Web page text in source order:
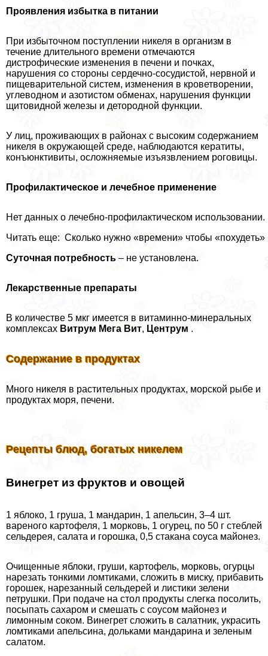
Проявления избытка в питании
При избыточном поступлении никеля в организм в
течение длительного времени отмечаются
дистрофические изменения в печени и почках,
нарушения со стороны сердечно-сосудистой, нервной и
пищеварительной систем, изменения в кроветворении,
углеводном и азотистом обменах, нарушения функции
щитовидной железы и детородной функции.
У лиц, проживающих в районах с высоким содержанием
никеля в окружающей среде, наблюдаются кератиты,
конъюнктивиты, осложняемые изъязвлением роговицы.
Профилактическое и лечебное применение
Нет данных о лечебно-профилактическом использовании.
Читать еще: Cколько нужнo «врeмени» чтoбы «похудeть»
Суточная потребность – не установлена.
Лекарственные препараты
В количестве 5 мкг имеется в витаминно-минеральных
комплексах Витрум Мега Вит, Центрум .
Содержание в продуктах
Много никеля в растительных продуктах, морской рыбе и
продуктах моря, печени.
Рецепты блюд, богатых никелем
Винегрет из фруктов и овощей
1 яблоко, 1 груша, 1 мaндарин, 1 апельсин, 3–4 шт.
вареного картофеля, 1 морковь, 1 огурец, по 50 г стeблей
сельдерея, салата и горошка, 0,5 стакана соуса майонез.
Очищенные яблоки, груши, картофель, морковь, огурцы
нарезать тонкими ломтиками, сложить в миску, прибавить
горошек, нарезанный сельдерей и листики зелени
петрушки. При подаче на стол продукты слегка посолить,
посыпать сахаром и смешать с соусом майонез и
лимонным соком. Винегрет сложить в салатник, украсить
ломтиками апельсина, дольками мaндарина и зеленым
салатом.